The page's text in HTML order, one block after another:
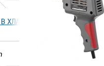
ХЛАМІНГО ТМ FARGLASS